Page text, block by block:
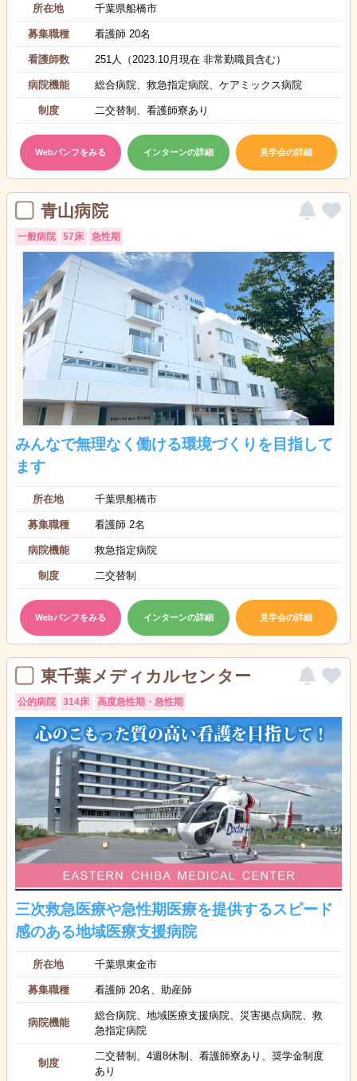
所在地 千葉県船橋市
募集職種 看護師 20名
看護師数 251人（2023.10月現在 非常勤職員含む）
病院機能 総合病院、救急指定病院、ケアミックス病院
制度 二交替制、看護師寮あり
Webパンフをみる インターンの詳細 見学会の詳細
青山病院
一般病院 57床 急性期
みんなで無理なく働ける環境づくりを目指して
ます
所在地 千葉県船橋市
募集職種 看護師 2名
病院機能 救急指定病院
制度 二交替制
Webパンフをみる インターンの詳細 見学会の詳細
東千葉メディカルセンター
公的病院 314床 高度急性期・急性期
三次救急医療や急性期医療を提供するスピード
感のある地域医療支援病院
所在地 千葉県東金市
募集職種 看護師 20名、助産師
病院機能
総合病院、地域医療支援病院、災害拠点病院、救
急指定病院
制度
二交替制、4週8休制、看護師寮あり、奨学金制度
あり